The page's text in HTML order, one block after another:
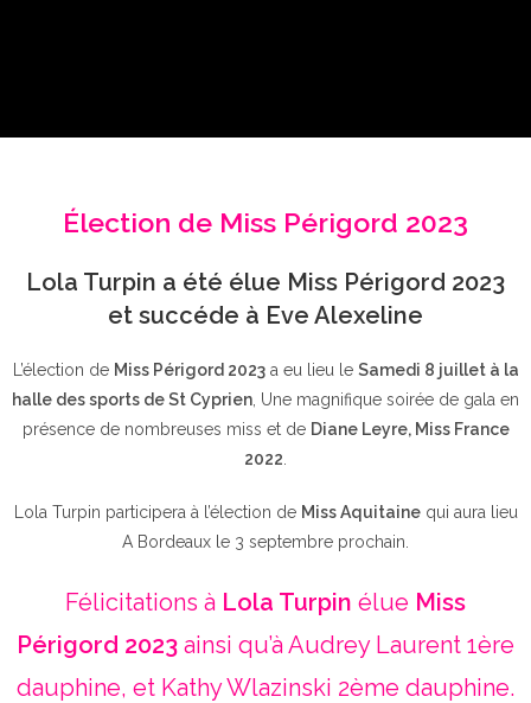
Élection de Miss Périgord 2023
Lola Turpin a été élue Miss Périgord 2023
et succéde à Eve Alexeline
L’élection de Miss Périgord 2023a eu lieu le Samedi 8 juillet à la
halle des sports de St Cyprien , Une magnifique soirée de gala en
présence de nombreuses miss et de Diane Leyre, Miss France
2022
Lola Turpin participera à l’élection de Miss Aquitainequi aura lieu
A Bordeaux le 3 septembre prochain.
Félicitations à Lola Turpin élue Miss
Périgord 2023 ainsi qu’à Audrey Laurent 1ère
dauphine, et Kathy Wlazinski 2ème dauphine.